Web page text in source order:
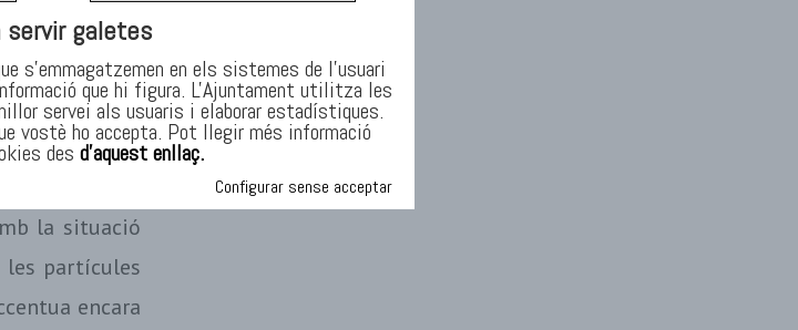
i
entre les
poda, etc.),
de grans
la situació
partícules
encara
servir galetes
s’emmagatzemen en els sistemes de l'usuari
que hi figura. L'Ajuntament utilitza les
servei als usuaris i elaborar estadístiques.
vostè ho accepta. Pot llegir més informació
des d’aquest enllaç.
Configurar sense acceptar